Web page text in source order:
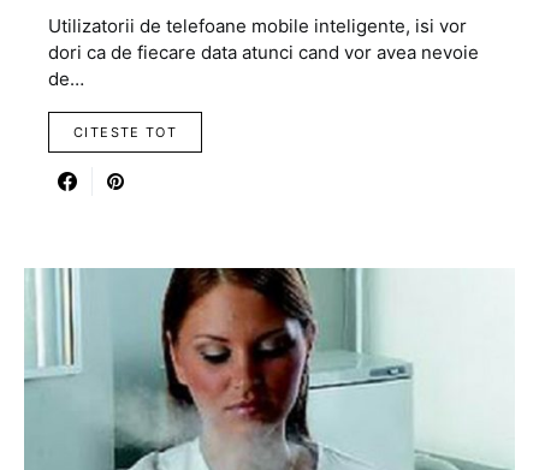
Utilizatorii de telefoane mobile inteligente, isi vor
dori ca de fiecare data atunci cand vor avea nevoie
de…
CITESTE TOT